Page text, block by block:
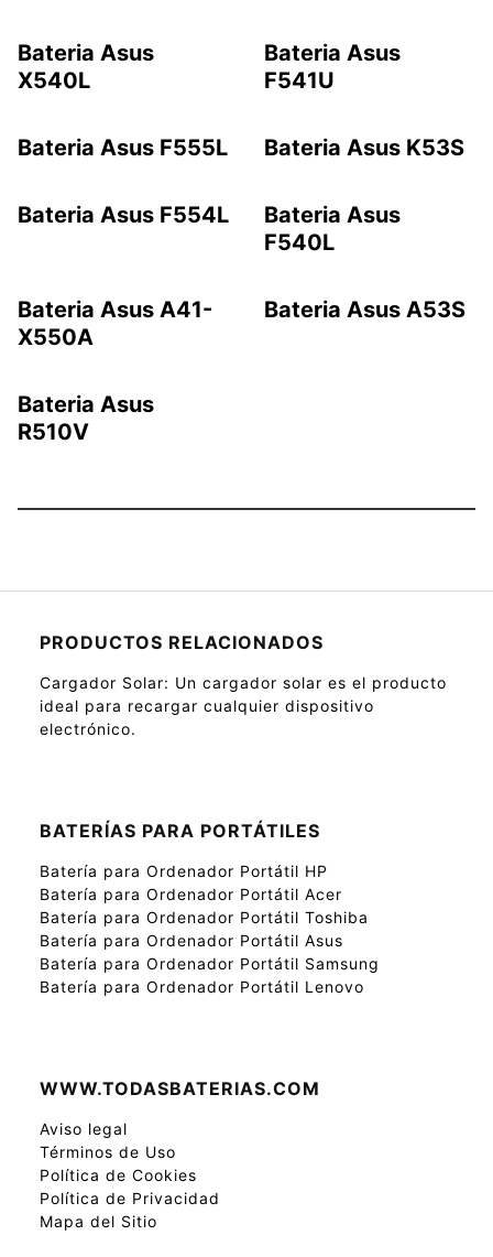
Bateria Asus
X540L
Bateria Asus
F541U
Bateria Asus F555L Bateria Asus K53S
Bateria Asus F554L
Bateria Asus
F540L
Bateria Asus A41-
X550A
Bateria Asus A53S
Bateria Asus
R510V
PRODUCTOS RELACIONADOS
Cargador Solar: Un cargador solar es el producto
ideal para recargar cualquier dispositivo
electrónico.
BATERÍAS PARA PORTÁTILES
Batería para Ordenador Portátil HP
Batería para Ordenador Portátil Acer
Batería para Ordenador Portátil Toshiba
Batería para Ordenador Portátil Asus
Batería para Ordenador Portátil Samsung
Batería para Ordenador Portátil Lenovo
WWW.TODASBATERIAS.COM
Aviso legal
Términos de Uso
Política de Cookies
Política de Privacidad
Mapa del Sitio